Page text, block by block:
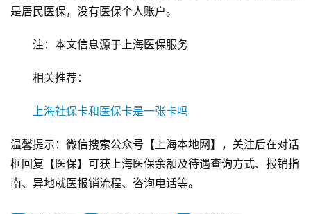
是居民医保，没有医保个人账户。
注：本文信息源于上海医保服务
相关推荐：
上海社保卡和医保卡是一张卡吗
温馨提示：微信搜索公众号【上海本地网】，关注后在对话
框回复【医保】可获上海医保余额及待遇查询方式、报销指
南、异地就医报销流程、咨询电话等。